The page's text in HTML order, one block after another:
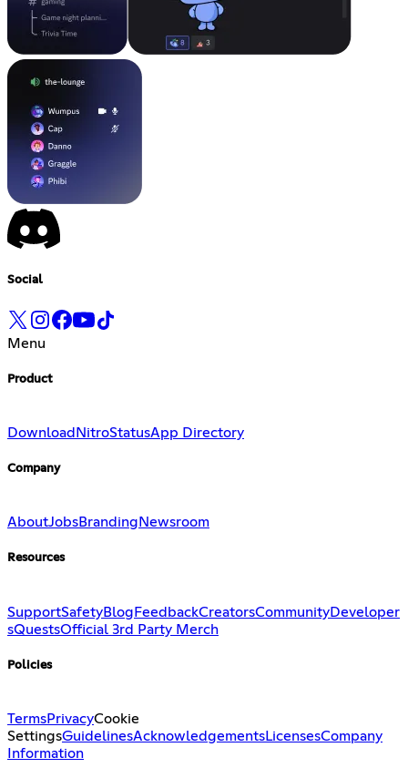
Social
Menu
Product
Download NitroStatusApp Directory
Company
AboutJobsBranding Newsroom
Resources
SupportSafetyBlog FeedbackCreatorsCommunityDeveloper
sQuestsOfficial 3rd Party Merch
Policies
TermsPrivacyCookie
SettingsGuidelinesAcknowledgementsLicensesCompany
Information